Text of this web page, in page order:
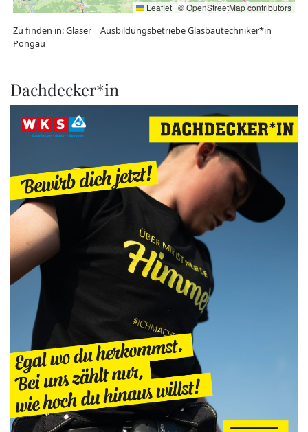
Leaflet | ©OpenStreetMapcontributors
Zu finden in:Glaser | Ausbildungsbetriebe Glasbautechniker*in |
Pongau
Dachdecker*in